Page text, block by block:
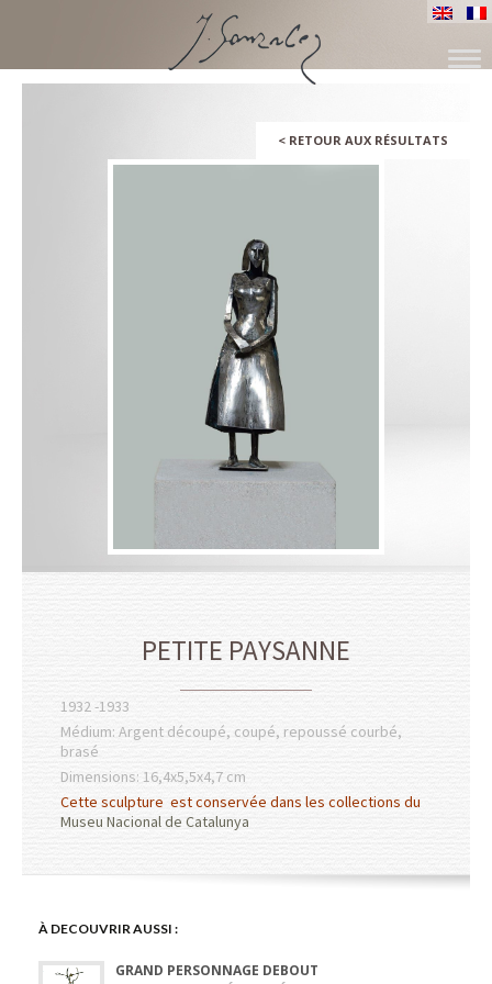
ALLER
< RETOUR AUX RÉSULTATS
PETITE PAYSANNE
1932 -1933
Médium: Argent découpé, coupé, repoussé courbé,
brasé
Dimensions: 16,4x5,5x4,7 cm
Cette sculpture est conservée dans les collections du
Museu Nacional de Catalunya
À DECOUVRIR AUSSI :
GRAND PERSONNAGE DEBOUT